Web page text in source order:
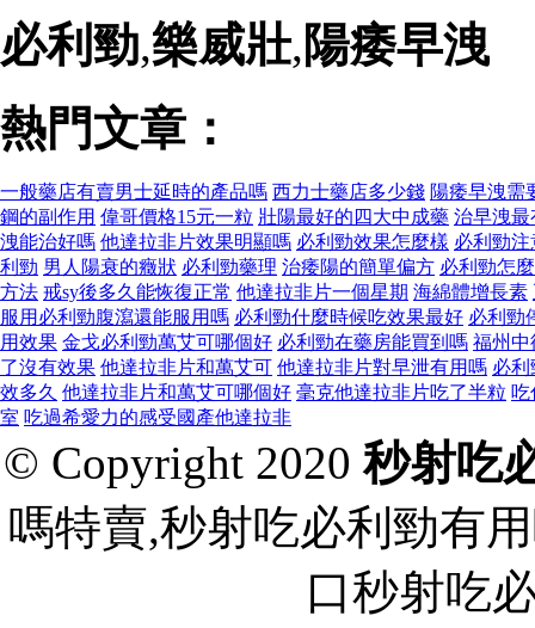
必利勁,樂威壯, 陽痿早洩
熱門文章：
一般藥店有賣男士延時的產品嗎 西力士藥店多少錢 陽痿早洩需
鋼的副作用 偉哥價格15元一粒 壯陽最好的四大中成藥 治早洩最
洩能治好嗎 他達拉非片效果明顯嗎 必利勁效果怎麼樣 必利勁
利勁 男人陽衰的癥狀 必利勁藥理 治痿陽的簡單偏方 必利勁怎
方法 戒sy後多久能恢復正常 他達拉非片一個星期 海綿體增長素
服用必利勁腹瀉還能服用嗎 必利勁什麼時候吃效果最好 必利勁
用效果 金戈必利勁萬艾可哪個好 必利勁在藥房能買到嗎 福州中
了沒有效果 他達拉非片和萬艾可 他達拉非片對早泄有用嗎 必
效多久 他達拉非片和萬艾可哪個好 毫克他達拉非片吃了半粒 吃
室 吃過希愛力的感受國產他達拉非
© Copyright 2020秒射吃
嗎特賣,秒射吃必利勁有
口秒射吃